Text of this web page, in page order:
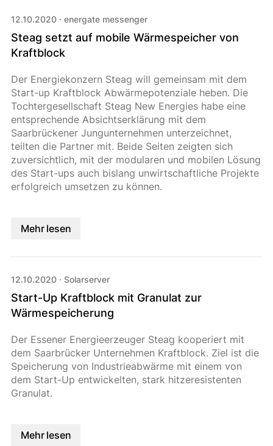
12.10.2020 · energate messenger
Steag setzt auf mobile Wärmespeicher von
Kraftblock
Der Energiekonzern Steag will gemeinsam mit dem
Start-up Kraftblock Abwärmepotenziale heben. Die
Tochtergesellschaft Steag New Energies habe eine
entsprechende Absichtserklärung mit dem
Saarbrückener Jungunternehmen unterzeichnet,
teilten die Partner mit. Beide Seiten zeigten sich
zuversichtlich, mit der modularen und mobilen Lösung
des Start-ups auch bislang unwirtschaftliche Projekte
erfolgreich umsetzen zu können.
Mehr lesen
12.10.2020 · Solarserver
Start-Up Kraftblock mit Granulat zur
Wärmespeicherung
Der Essener Energieerzeuger Steag kooperiert mit
dem Saarbrücker Unternehmen Kraftblock. Ziel ist die
Speicherung von Industrieabwärme mit einem von
dem Start-Up entwickelten, stark hitzeresistenten
Granulat.
Mehr lesen